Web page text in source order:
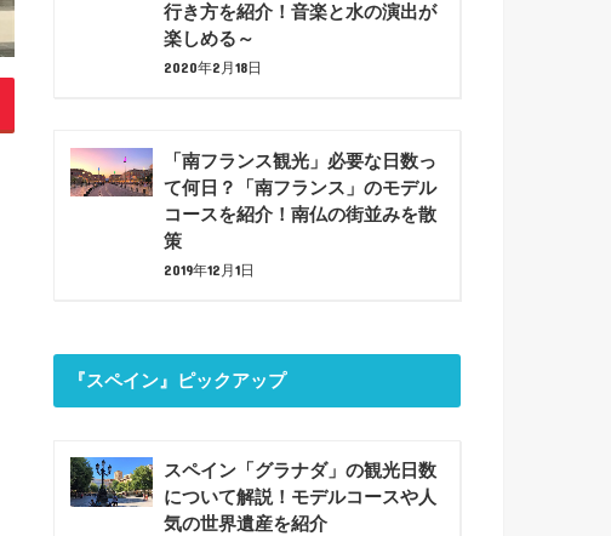
行き方を紹介！音楽と水の演出が
楽しめる～
2020年2月18日
「南フランス観光」必要な日数っ
て何日？「南フランス」のモデル
コースを紹介！南仏の街並みを散
策
2019年12月1日
『スペイン』ピックアップ
スペイン「グラナダ」の観光日数
について解説！モデルコースや人
気の世界遺産を紹介